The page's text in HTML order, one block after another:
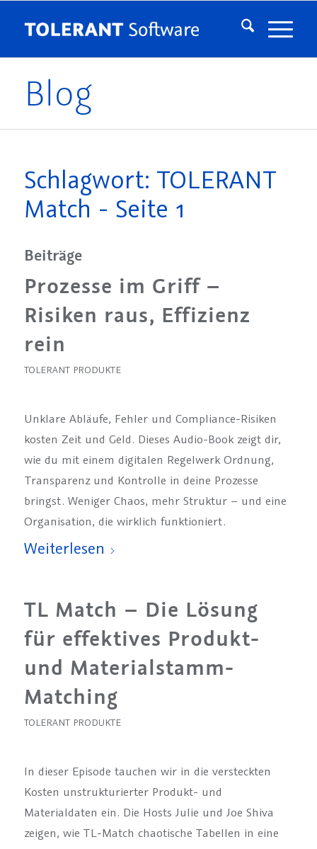
Blog
Schlagwort: TOLERANT
Match - Seite 1
Beiträge
Prozesse im Griff –
Risiken raus, Effizienz
rein
TOLERANT PRODUKTE
Unklare Abläufe, Fehler und Compliance-Risiken
kosten Zeit und Geld. Dieses Audio-Book zeigt dir,
wie du mit einem digitalen Regelwerk Ordnung,
Transparenz und Kontrolle in deine Prozesse
bringst. Weniger Chaos, mehr Struktur – und eine
Organisation, die wirklich funktioniert.
Weiterlesen
TL Match – Die Lösung
für effektives Produkt-
und Materialstamm-
Matching
TOLERANT PRODUKTE
In dieser Episode tauchen wir in die versteckten
Kosten unstrukturierter Produkt- und
Materialdaten ein. Die Hosts Julie und Joe Shiva
zeigen, wie TL-Match chaotische Tabellen in eine